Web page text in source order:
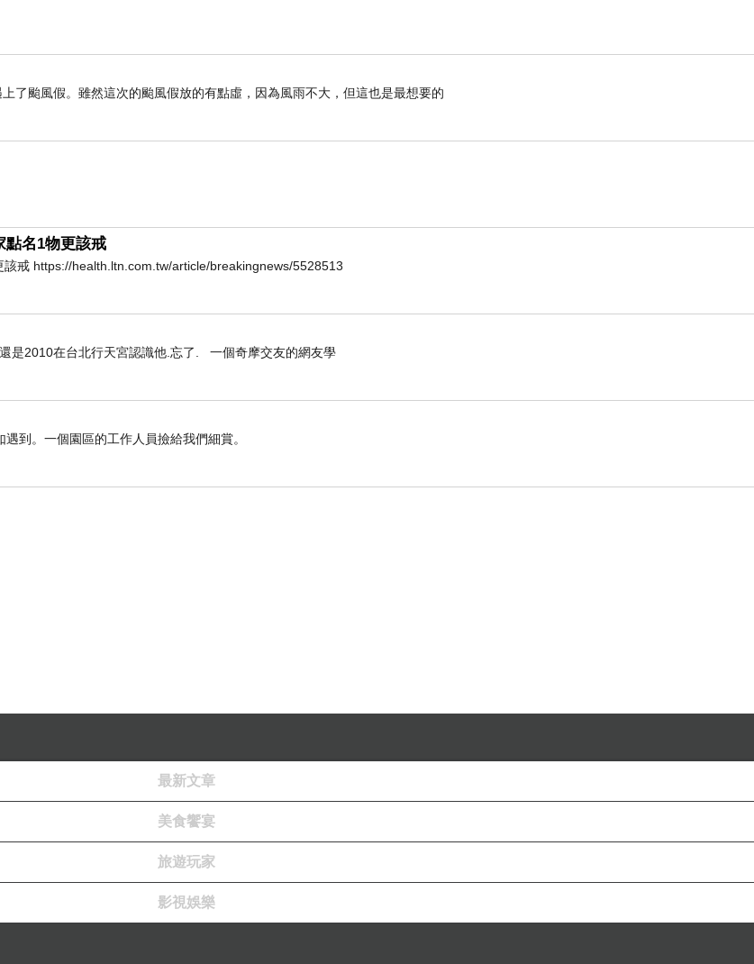
了颱風假。雖然這次的颱風假放的有點虛，因為風雨不大，但這也是最想要的
點名1物更該戒
戒 https://health.ltn.com.tw/article/breakingnews/5528513
是2010在台北行天宮認識他.忘了. 一個奇摩交友的網友學
到。一個園區的工作人員撿給我們細賞。
最新文章
美食饗宴
旅遊玩家
影視娛樂